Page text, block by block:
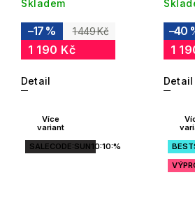
Skladem
1 449 Kč
–17 %
1 190 Kč
Detail
–40
1
Detail
Více
variant
SALECODE:SUN10:10:%